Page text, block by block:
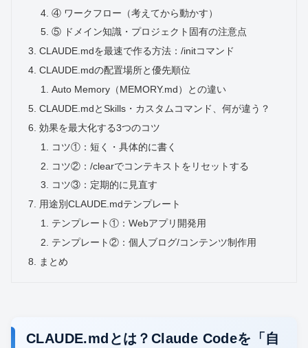
④ ワークフロー（考えてから動かす）
⑤ ドメイン知識・プロジェクト固有の注意点
CLAUDE.mdを最速で作る方法：/initコマンド
CLAUDE.mdの配置場所と優先順位
Auto Memory（MEMORY.md）との違い
CLAUDE.mdとSkills・カスタムコマンド、何が違う？
効果を最大化する3つのコツ
コツ①：短く・具体的に書く
コツ②：/clearでコンテキストをリセットする
コツ③：定期的に見直す
用途別CLAUDE.mdテンプレート
テンプレート①：Webアプリ開発用
テンプレート②：個人ブログ/コンテンツ制作用
まとめ
CLAUDE.mdとは？Claude Codeを「自